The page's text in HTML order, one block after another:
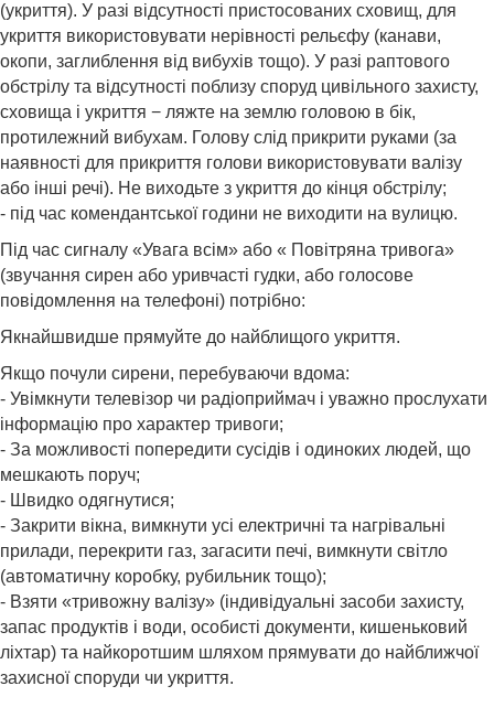
(укриття). У разі відсутності пристосованих сховищ, для
укриття використовувати нерівності рельєфу (канави,
окопи, заглиблення від вибухів тощо). У разі раптового
обстрілу та відсутності поблизу споруд цивільного захисту,
сховища і укриття − ляжте на землю головою в бік,
протилежний вибухам. Голову слід прикрити руками (за
наявності для прикриття голови використовувати валізу
або інші речі). Не виходьте з укриття до кінця обстрілу;
- під час комендантської години не виходити на вулицю.
Під час сигналу «Увага всім» або « Повітряна тривога»
(звучання сирен або уривчасті гудки, або голосове
повідомлення на телефоні) потрібно:
Якнайшвидше прямуйте до найблищого укриття.
Якщо почули сирени, перебуваючи вдома:
- Увімкнути телевізор чи радіоприймач і уважно прослухати
інформацію про характер тривоги;
- За можливості попередити сусідів і одиноких людей, що
мешкають поруч;
- Швидко одягнутися;
- Закрити вікна, вимкнути усі електричні та нагрівальні
прилади, перекрити газ, загасити печі, вимкнути світло
(автоматичну коробку, рубильник тощо);
- Взяти «тривожну валізу» (індивідуальні засоби захисту,
запас продуктів і води, особисті документи, кишеньковий
ліхтар) та найкоротшим шляхом прямувати до найближчої
захисної споруди чи укриття.